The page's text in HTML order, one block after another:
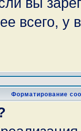
всего,
Форматирование